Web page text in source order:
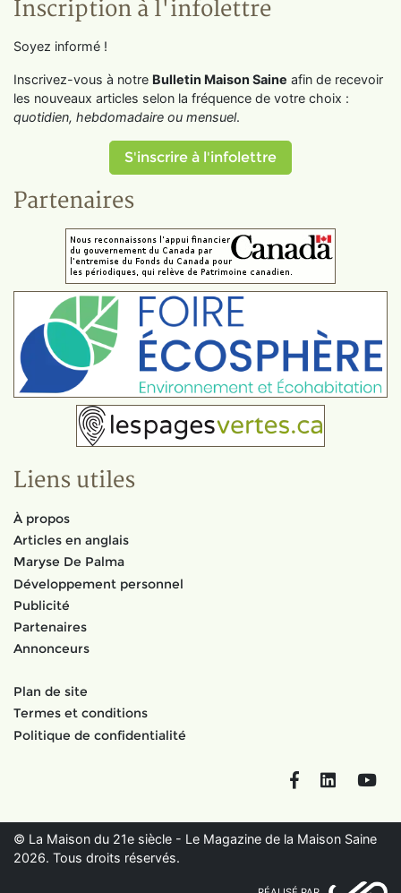
Inscription à l'infolettre
Soyez informé !
Inscrivez-vous à notre Bulletin Maison Saine afin de recevoir
les nouveaux articles selon la fréquence de votre choix :
quotidien, hebdomadaire ou mensuel.
S'inscrire à l'infolettre
Partenaires
Liens utiles
À propos
Articles en anglais
Maryse De Palma
Développement personnel
Publicité
Partenaires
Annonceurs
Plan de site
Termes et conditions
Politique de confidentialité
FacebookLinkedIn
© La Maison du 21e siècle - Le Magazine de la Maison Saine
2026. Tous droits réservés.